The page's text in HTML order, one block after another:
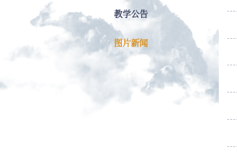
教学公告
图片新闻